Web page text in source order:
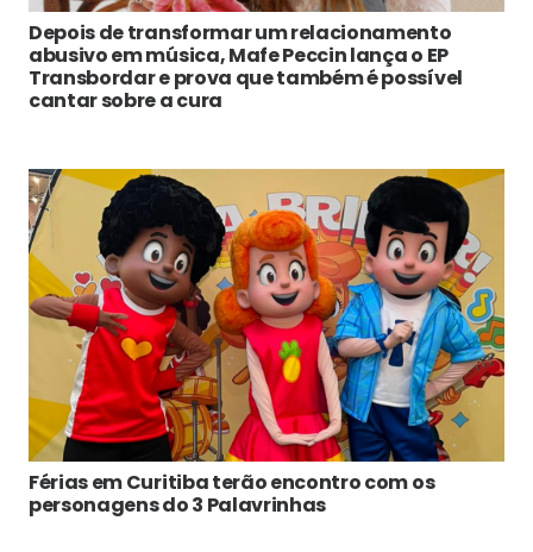
Depois de transformar um relacionamento
abusivo em música, Mafe Peccin lança o EP
Transbordar e prova que também é possível
cantar sobre a cura
Férias em Curitiba terão encontro com os
personagens do 3 Palavrinhas